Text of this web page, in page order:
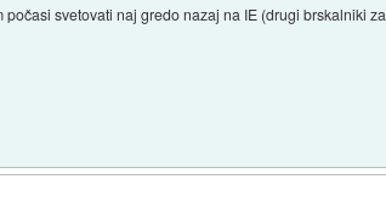
svetovati naj gredo nazaj na IE (drugi brskalniki za